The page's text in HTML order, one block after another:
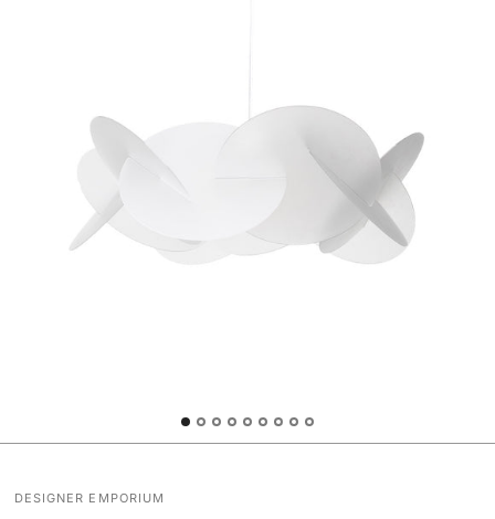
DESIGNER EMPORIUM